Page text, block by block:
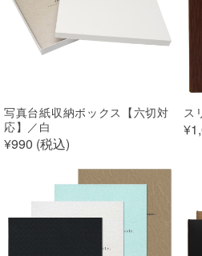
写真台紙収納ボックス【六切対
応】／白
¥990 (税込)
ス